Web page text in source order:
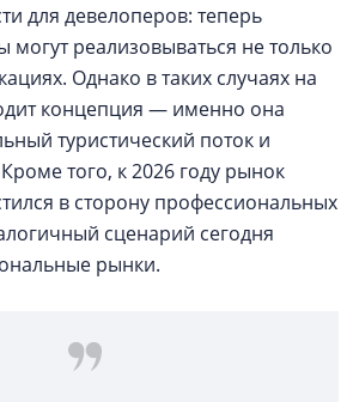
для девелоперов: теперь
реализовываться не только
Однако в таких случаях на
концепция — именно она
туристический поток и
того, к 2026 году рынок
в сторону профессиональных
сценарий сегодня
рынки.